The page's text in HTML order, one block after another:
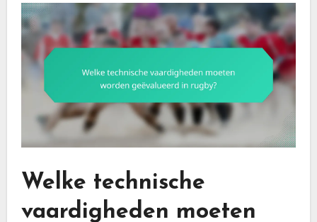
Welke technische
vaardigheden moeten